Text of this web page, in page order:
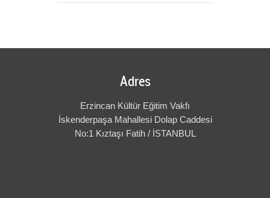
Adres
Erzincan Kültür Eğitim Vakfı
İskenderpaşa Mahallesi Dolap Caddesi
No:1 Kıztaşı Fatih / İSTANBUL